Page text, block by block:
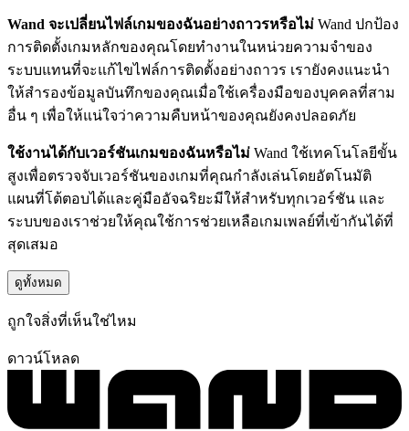
Wand จะเปลี่ยนไฟล์เกมของฉันอย่างถาวรหรือไม่ Wand ปกป้อง
การติดตั้งเกมหลักของคุณโดยทำงานในหน่วยความจำของ
ระบบแทนที่จะแก้ไขไฟล์การติดตั้งอย่างถาวร เรายังคงแนะนำ
ให้สำรองข้อมูลบันทึกของคุณเมื่อใช้เครื่องมือของบุคคลที่สาม
อื่น ๆ เพื่อให้แน่ใจว่าความคืบหน้าของคุณยังคงปลอดภัย
ใช้งานได้กับเวอร์ชันเกมของฉันหรือไม่ Wand ใช้เทคโนโลยีขั้น
สูงเพื่อตรวจจับเวอร์ชันของเกมที่คุณกำลังเล่นโดยอัตโนมัติ
แผนที่โต้ตอบได้และคู่มืออัจฉริยะมีให้สำหรับทุกเวอร์ชัน และ
ระบบของเราช่วยให้คุณใช้การช่วยเหลือเกมเพลย์ที่เข้ากันได้ที่
สุดเสมอ
ดูทั้งหมด
ถูกใจสิ่งที่เห็นใช่ไหม
ดาวน์โหลด